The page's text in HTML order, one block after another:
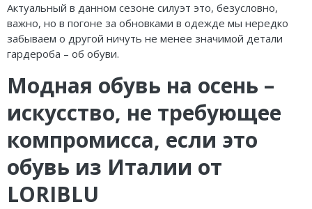
Актуальный в данном сезоне силуэт это, безусловно,
важно, но в погоне за обновками в одежде мы нередко
забываем о другой ничуть не менее значимой детали
гардероба – об обуви.
Модная обувь на осень –
искусство, не требующее
компромисса, если это
обувь из Италии от
LORIBLU
Угги
Балетки